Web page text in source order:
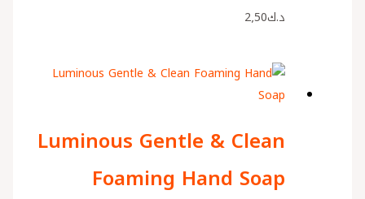
د.ك2٫50
Luminous Gentle & Clean
Foaming Hand Soap